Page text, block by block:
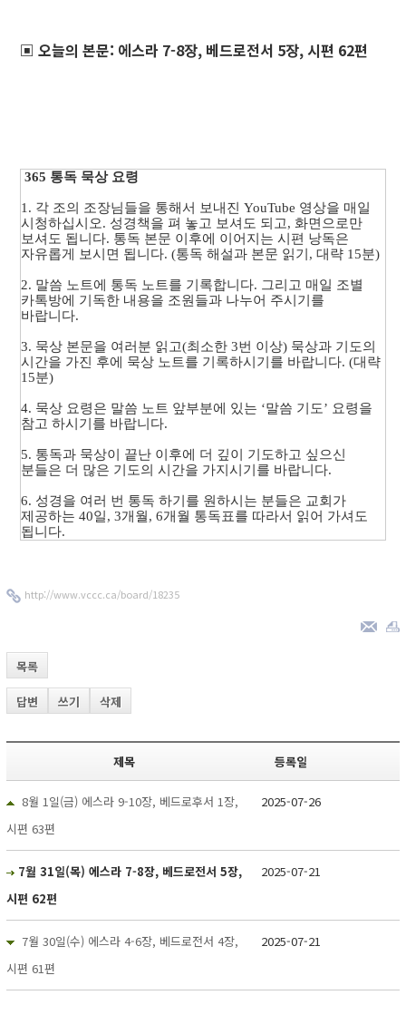
▣ 오늘의 본문: 에스라 7-8장, 베드로전서 5장, 시편 62편
365 통독 묵상 요령
1. 각 조의 조장님들을 통해서 보내진 YouTube 영상을 매일
시청하십시오. 성경책을 펴 놓고 보셔도 되고, 화면으로만
보셔도 됩니다. 통독 본문 이후에 이어지는 시편 낭독은
자유롭게 보시면 됩니다. (통독 해설과 본문 읽기, 대략 15분)
2. 말씀 노트에 통독 노트를 기록합니다. 그리고 매일 조별
카톡방에 기독한 내용을 조원들과 나누어 주시기를
바랍니다.
3. 묵상 본문을 여러분 읽고(최소한 3번 이상) 묵상과 기도의
시간을 가진 후에 묵상 노트를 기록하시기를 바랍니다. (대략
15분)
4. 묵상 요령은 말씀 노트 앞부분에 있는 ‘말씀 기도’ 요령을
참고 하시기를 바랍니다.
5. 통독과 묵상이 끝난 이후에 더 깊이 기도하고 싶으신
분들은 더 많은 기도의 시간을 가지시기를 바랍니다.
6. 성경을 여러 번 통독 하기를 원하시는 분들은 교회가
제공하는 40일, 3개월, 6개월 통독표를 따라서 읽어 가셔도
됩니다.
http://www.vccc.ca/board/18235
목록
답변 쓰기 삭제
제목 등록일
8월 1일(금) 에스라 9-10장, 베드로후서 1장,
시편 63편
2025-07-26
7월 31일(목) 에스라 7-8장, 베드로전서 5장,
시편 62편
2025-07-21
7월 30일(수) 에스라 4-6장, 베드로전서 4장,
시편 61편
2025-07-21